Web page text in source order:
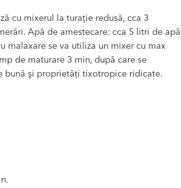
cu mixerul la turaţie redusă, cca 3
Apă de amestecare: cca 5 litri de apă
malaxare se va utiliza un mixer cu max
de maturare 3 min, după care se
bună şi proprietăţi tixotropice ridicate.